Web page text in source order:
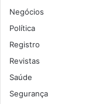
Negócios
Política
Registro
Revistas
Saúde
Segurança